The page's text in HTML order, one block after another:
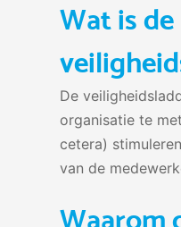
Wat is
De
organisatie te
cetera)
van de
Waarom